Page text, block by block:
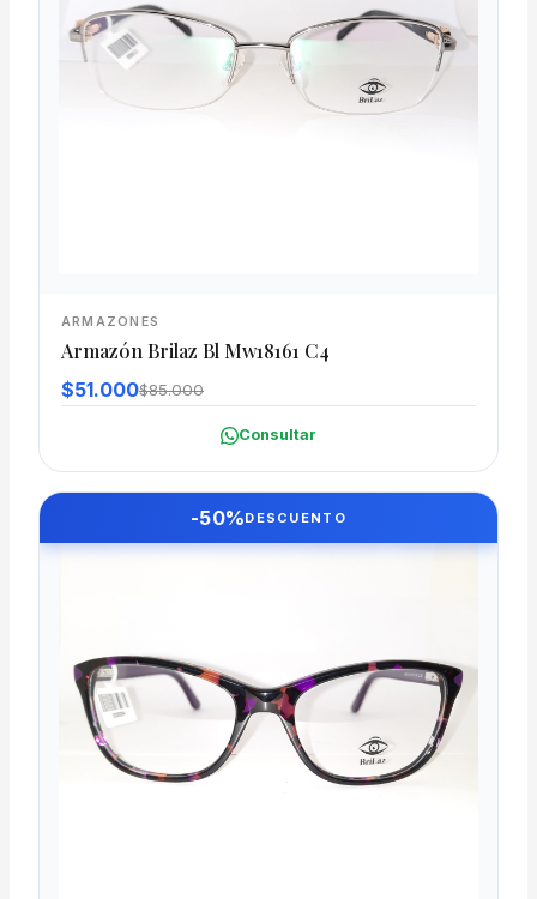
ARMAZONES
Armazón Brilaz Bl Mw18161 C4
$51.000$85.000
Consultar
-50%DESCUENTO